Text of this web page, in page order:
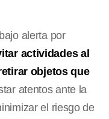
alerta por
actividades al
objetos que
atentos ante la
el riesgo de